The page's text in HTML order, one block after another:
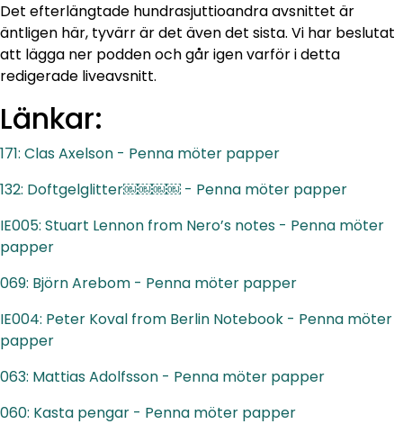
Det efterlängtade hundrasjuttioandra avsnittet är
äntligen här, tyvärr är det även det sista. Vi har beslutat
att lägga ner podden och går igen varför i detta
redigerade liveavsnitt.
Länkar:
171: Clas Axelson - Penna möter papper
132: Doftgelglitter￼￼￼￼ - Penna möter papper
IE005: Stuart Lennon from Nero’s notes - Penna möter
papper
069: Björn Arebom - Penna möter papper
IE004: Peter Koval from Berlin Notebook - Penna möter
papper
063: Mattias Adolfsson - Penna möter papper
060: Kasta pengar - Penna möter papper